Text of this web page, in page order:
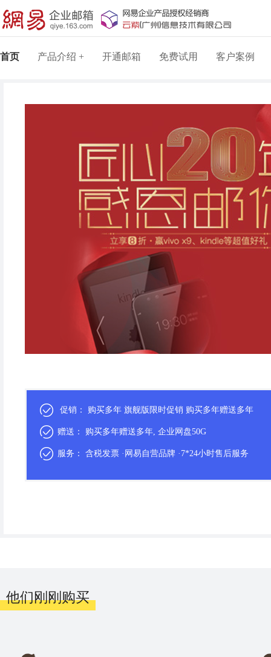
首页 产品介绍 + 开通邮箱 免费试用 客户案例
促销： 购买多年 旗舰版限时促销 购买多年赠送多年
赠送： 购买多年赠送多年, 企业网盘50G
服务： 含税发票 ·网易自营品牌 ·7*24小时售后服务
他们刚刚购买